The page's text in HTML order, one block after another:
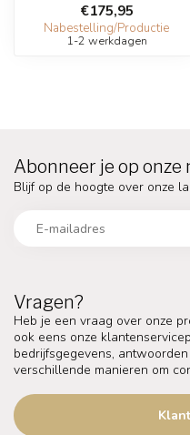
€175,95
Nabestelling/Productie
1-2 werkdagen
Vragen?
Heb je een vraag over onze
ook eens onze
bedrijfsgegevens,
verschillende manieren om
Abonneer je op
Blijf op de hoogte over onze